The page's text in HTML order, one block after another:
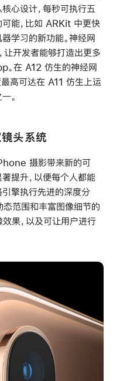
心设计，每秒可执行五
可能，比如 ARKit 中更快
学习的新功能。神经网
开发者能够打造出更多
。在 A12 仿生的神经网
高可达在 A11 仿生上运
。
头系统
摄影带来新的可
提升，以便每个人都能
引擎执行先进的深度分
范围和丰富图像细节的
果，以及可让用户进行